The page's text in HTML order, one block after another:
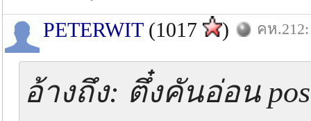
PETERWIT(1017 ) คห
อ้างถึง: ตึ๋งคันอ่อน